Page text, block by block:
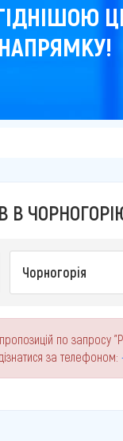
В
Чорногорія
по запросу
за телефоном: